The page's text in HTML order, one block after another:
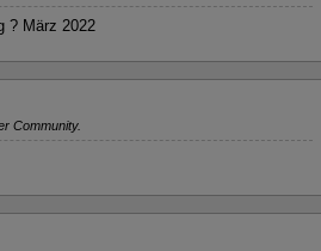
? März 2022
Community.